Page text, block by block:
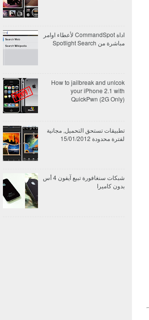
اداة CommandSpot لأعطاء اوامر
مباشرة من Spotlight Search
How to jailbreak and unlcok
your iPhone 2.1 with
QuickPwn (2G Only)
تطبيقات تستحق التحميل, مجانية
لفترة محدودة 15/01/2012
شبكات سنغافورة تبيع آيفون 4 أس
بدون كاميرا